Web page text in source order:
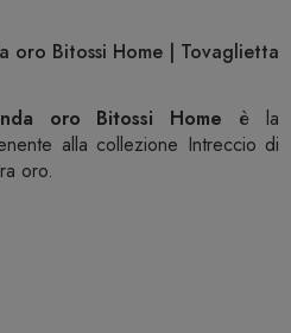
oro Bitossi Home | Tovaglietta
oro Bitossi Home è la
alla collezione Intreccio di
oro.